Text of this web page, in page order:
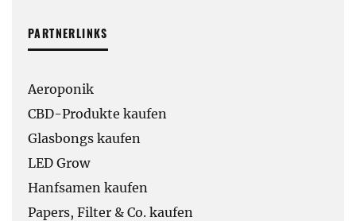
PARTNERLINKS
Aeroponik
CBD-Produkte kaufen
Glasbongs kaufen
LED Grow
Hanfsamen kaufen
Papers, Filter & Co. kaufen